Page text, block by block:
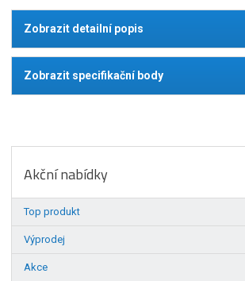
Zobrazit detailní popis
Zobrazit specifikační body
Akční nabídky
Top produkt
Výprodej
Akce